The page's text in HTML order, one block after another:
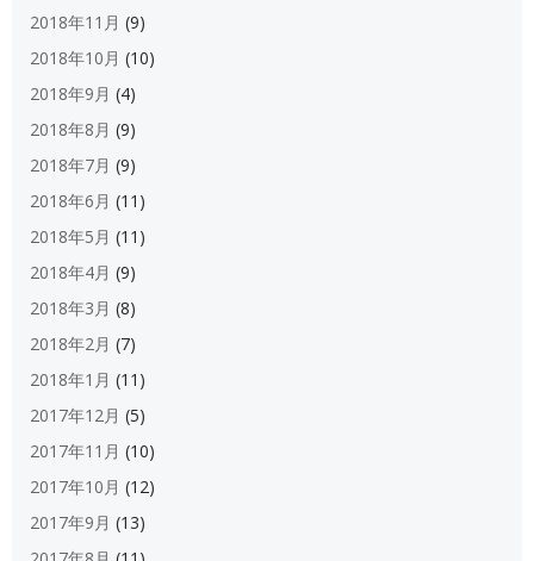
2018年11月 (9)
2018年10月 (10)
2018年9月 (4)
2018年8月 (9)
2018年7月 (9)
2018年6月 (11)
2018年5月 (11)
2018年4月 (9)
2018年3月 (8)
2018年2月 (7)
2018年1月 (11)
2017年12月 (5)
2017年11月 (10)
2017年10月 (12)
2017年9月 (13)